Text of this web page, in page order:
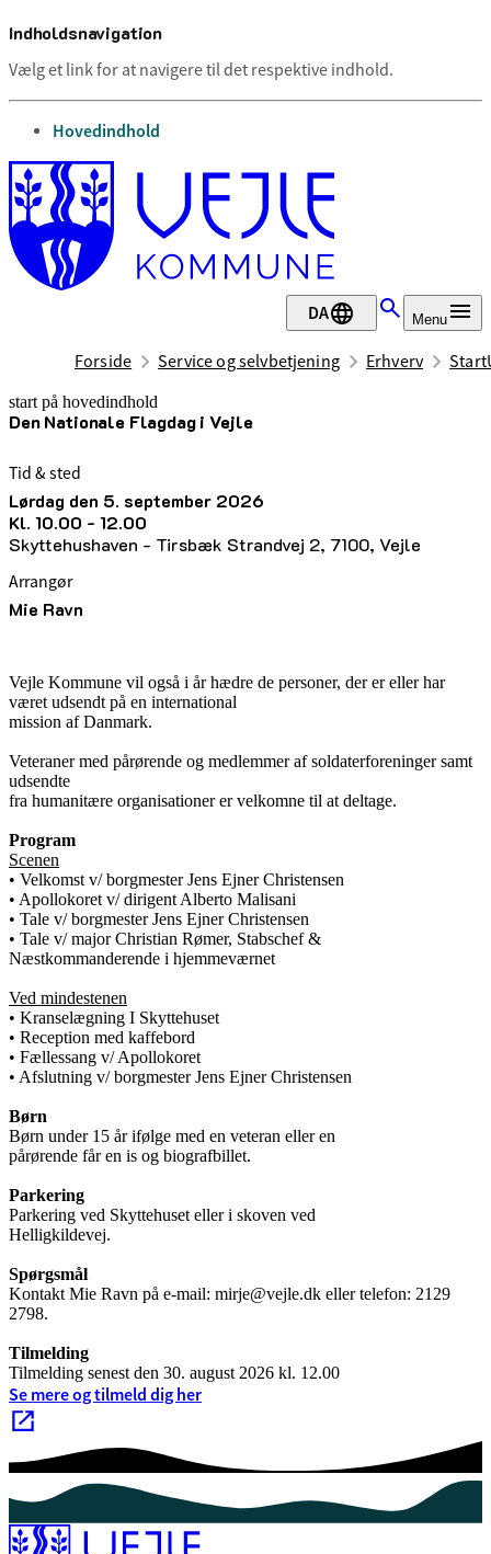
Indholdsnavigation
Vælg et link for at navigere til det respektive indhold.
gå til
Hovedindhold
DA Menu
Forside Service og selvbetjening Erhverv
start på hovedindhold
Den Nationale Flagdag i Vejle
senest opdateret 8. august 2026
Tid & sted
lørdag den 5. september 2026
kl. 10.00 - 12.00
Skyttehushaven - Tirsbæk Strandvej 2, 7100, Vejle
Arrangør
Mie Ravn
Vejle Kommune vil også i år hædre de personer, der er eller har
været udsendt på en international
mission af Danmark.
Veteraner med pårørende og medlemmer af soldaterforeninger samt
udsendte
fra humanitære organisationer er velkomne til at deltage.
Program
Scenen
• Velkomst v/ borgmester Jens Ejner Christensen
• Apollokoret v/ dirigent Alberto Malisani
• Tale v/ borgmester Jens Ejner Christensen
• Tale v/ major Christian Rømer, Stabschef &
Næstkommanderende i hjemmeværnet
Ved mindestenen
• Kranselægning I Skyttehuset
• Reception med kaffebord
• Fællessang v/ Apollokoret
• Afslutning v/ borgmester Jens Ejner Christensen
Børn
Børn under 15 år ifølge med en veteran eller en
pårørende får en is og biografbillet.
Parkering
Parkering ved Skyttehuset eller i skoven ved
Helligkildevej.
Spørgsmål
Kontakt Mie Ravn på e-mail: mirje@vejle.dk eller telefon: 2129
2798.
Tilmelding
Tilmelding senest den 30. august 2026 kl. 12.00
Se mere og tilmeld dig her